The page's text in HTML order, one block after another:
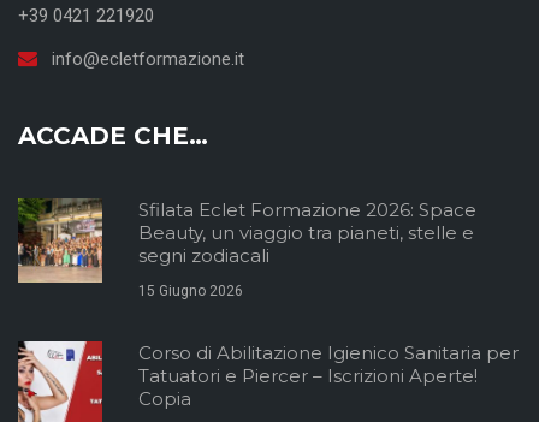
+39 0421 221920
info@ecletformazione.it
ACCADE CHE…
Sfilata Eclet Formazione 2026: Space
Beauty, un viaggio tra pianeti, stelle e
segni zodiacali
15 Giugno 2026
Corso di Abilitazione Igienico Sanitaria per
Tatuatori e Piercer – Iscrizioni Aperte!
Copia